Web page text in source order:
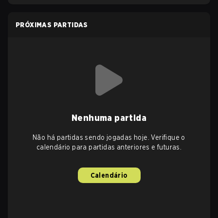
PRÓXIMAS PARTIDAS
Nenhuma partida
Não há partidas sendo jogadas hoje. Verifique o
calendário para partidas anteriores e futuras.
Calendário